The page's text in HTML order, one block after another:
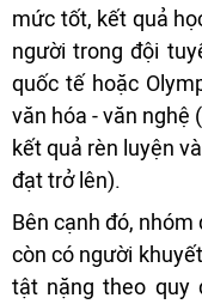
mức tốt, kết quả
người trong đội
quốc tế hoặc
văn hóa - văn nghệ
kết quả rèn luyện
đạt trở lên).
Bên cạnh đó,
còn có người
tật nặng theo quy